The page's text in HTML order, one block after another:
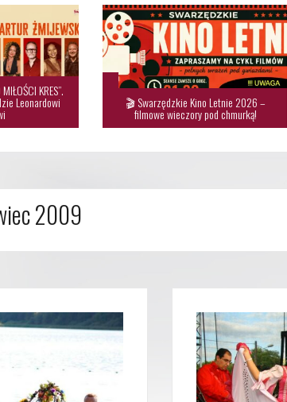
KRES”.
Leonardowi 🎬 Swarzędzkie Kino Letnie 2026 –
filmowe wieczory pod chmurką!
2009